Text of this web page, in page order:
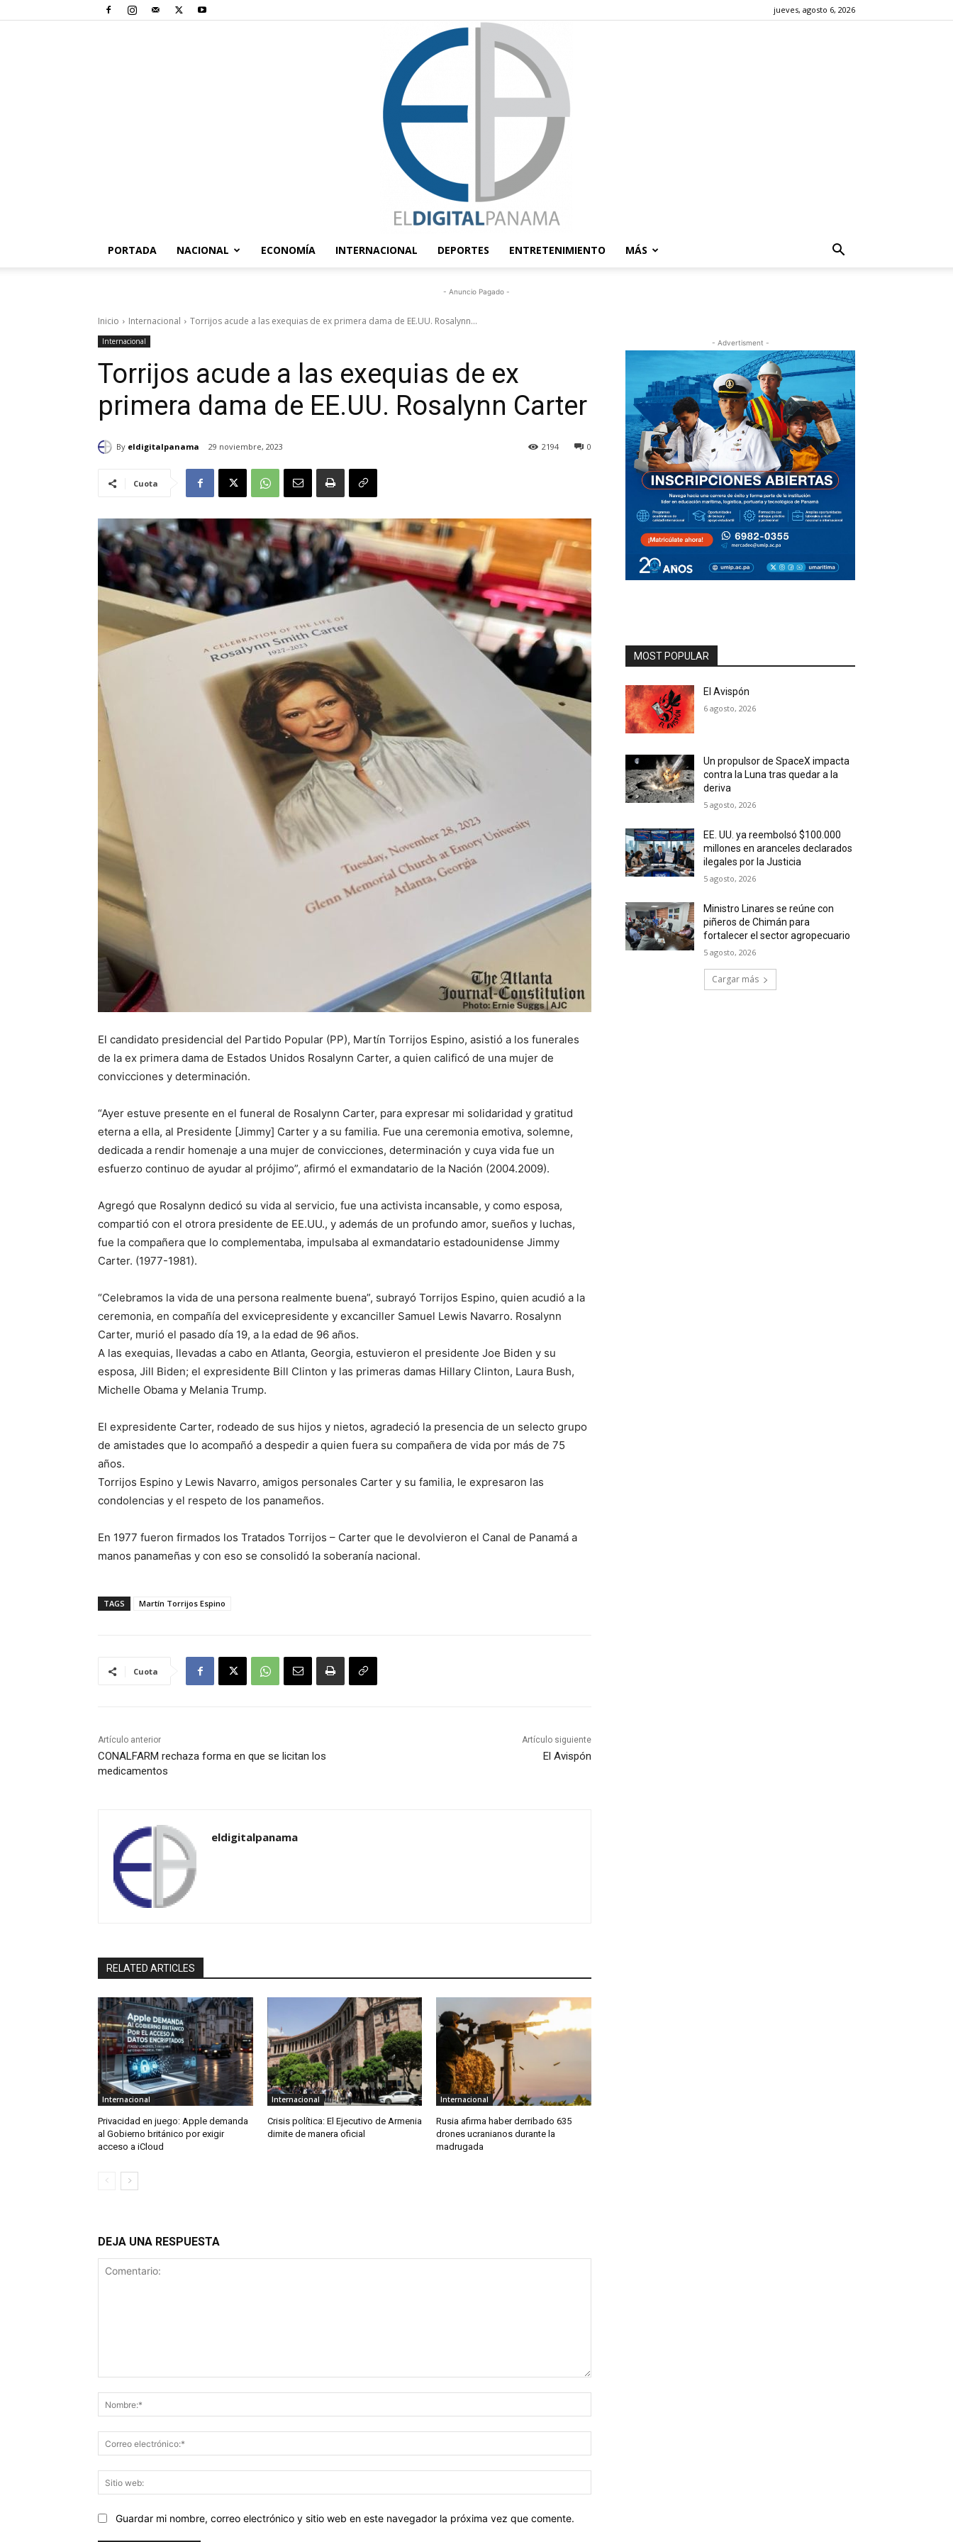
jueves, agosto 6, 2026
Digital
PORTADA NACIONAL ECONOMÍA INTERNACIONAL DEPORTES ENTRETENIMIENTO MÁS
- Anuncio Pagado -
Inicio Internacional Torrijos acude a las exequias de ex primera dama de EE.UU. Rosalynn...
Internacional
Torrijos acude a las exequias de ex
primera dama de EE.UU. Rosalynn Carter
By eldigitalpanama 29 noviembre, 2023 0
2194
Cuota
El candidato presidencial del Partido Popular (PP), Martín Torrijos Espino, asistió a los funerales
de la ex primera dama de Estados Unidos Rosalynn Carter, a quien calificó de una mujer de
convicciones y determinación.
“Ayer estuve presente en el funeral de Rosalynn Carter, para expresar mi solidaridad y gratitud
eterna a ella, al Presidente [Jimmy] Carter y a su familia. Fue una ceremonia emotiva, solemne,
dedicada a rendir homenaje a una mujer de convicciones, determinación y cuya vida fue un
esfuerzo continuo de ayudar al prójimo”, afirmó el exmandatario de la Nación (2004.2009).
Agregó que Rosalynn dedicó su vida al servicio, fue una activista incansable, y como esposa,
compartió con el otrora presidente de EE.UU., y además de un profundo amor, sueños y luchas,
fue la compañera que lo complementaba, impulsaba al exmandatario estadounidense Jimmy
Carter. (1977-1981).
“Celebramos la vida de una persona realmente buena”, subrayó Torrijos Espino, quien acudió a la
ceremonia, en compañía del exvicepresidente y excanciller Samuel Lewis Navarro. Rosalynn
Carter, murió el pasado día 19, a la edad de 96 años.
A las exequias, llevadas a cabo en Atlanta, Georgia, estuvieron el presidente Joe Biden y su
esposa, Jill Biden; el expresidente Bill Clinton y las primeras damas Hillary Clinton, Laura Bush,
Michelle Obama y Melania Trump.
El expresidente Carter, rodeado de sus hijos y nietos, agradeció la presencia de un selecto grupo
de amistades que lo acompañó a despedir a quien fuera su compañera de vida por más de 75
años.
Torrijos Espino y Lewis Navarro, amigos personales Carter y su familia, le expresaron las
condolencias y el respeto de los panameños.
En 1977 fueron firmados los Tratados Torrijos – Carter que le devolvieron el Canal de Panamá a
manos panameñas y con eso se consolidó la soberanía nacional.
TAGS Martín Torrijos Espino
Cuota
Artículo anterior
CONALFARM rechaza forma en que se licitan los
medicamentos
Artículo siguiente
El Avispón
eldigitalpanama
RELATED ARTICLES
Internacional
Privacidad en juego: Apple demanda
al Gobierno británico por exigir
acceso a iCloud
Internacional
Crisis política: El Ejecutivo de Armenia
dimite de manera oficial
Internacional
Rusia afirma haber derribado 635
drones ucranianos durante la
madrugada
DEJA UNA RESPUESTA
electrónico:*
web:
Guardar mi nombre, correo electrónico y sitio web en este navegador la próxima vez que comente.
- Advertisment -
MOST POPULAR
El Avispón
6 agosto, 2026
Un propulsor de SpaceX impacta
contra la Luna tras quedar a la
deriva
5 agosto, 2026
EE. UU. ya reembolsó $100.000
millones en aranceles declarados
ilegales por la Justicia
5 agosto, 2026
Ministro Linares se reúne con
piñeros de Chimán para
fortalecer el sector agropecuario
5 agosto, 2026
Cargar más